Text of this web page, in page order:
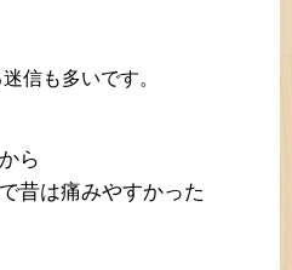
信も多いです。
ら
昔は痛みやすかった